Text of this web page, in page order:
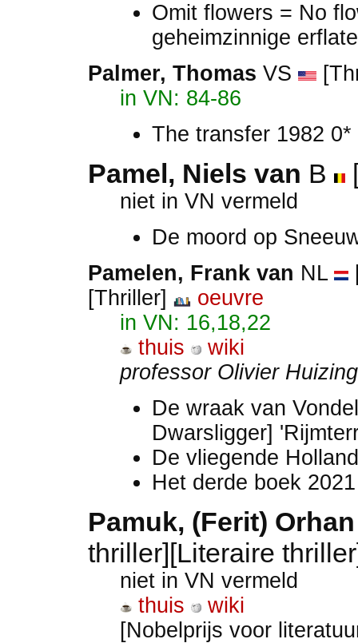
Omit flowers = No
geheimzinnige
Palmer, Thomas VS
in VN: 84-86
The transfer 1982
Pamel, Niels van B
niet in VN vermeld
De moord op
Pamelen, Frank van NL
[Thriller]
oeuvre
in VN: 16,18,22
thuis
wiki
professor Olivier
De wraak van
Dwarsligger]
De vliegende
Het derde boek
Pamuk, (Ferit) Orhan
thriller][Literaire
niet in VN vermeld
thuis
wiki
[Nobelprijs voor